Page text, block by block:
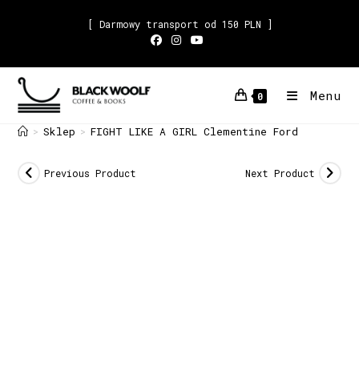
[ Darmowy transport od 150 PLN ]
0 Menu
> Sklep > FIGHT LIKE A GIRL Clementine Ford
Previous Product Next Product